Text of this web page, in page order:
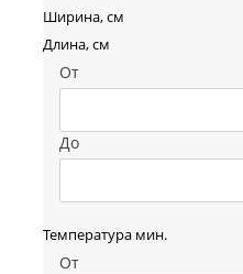
Ширина, см
Длина, см
От
До
Температура мин.
От